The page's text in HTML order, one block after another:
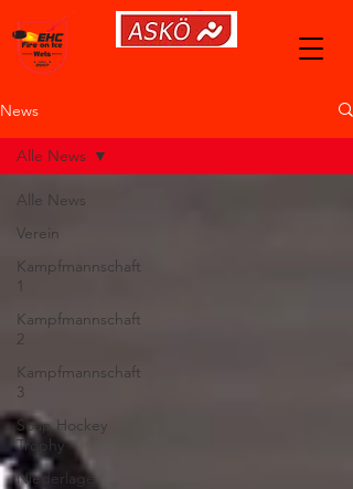
News
Alle News
Verein
Kampfmannschaft
1
Kampfmannschaft
2
Kampfmannschaft
3
Soap Hockey
Trophy
Niederlage
Alle News